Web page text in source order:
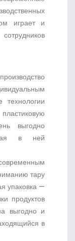
играет и
технологии
выгодно
в ней
тару
упаковка —
продуктов
выгодно и
в